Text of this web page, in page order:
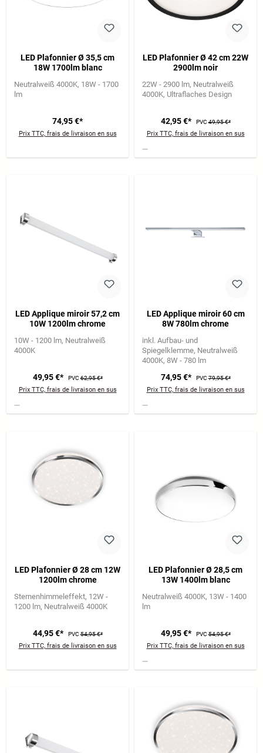
LED Plafonnier Ø 35,5 cm
18W 1700lm blanc
Neutralweiß 4000K 18W - 1700
lm
74,95 €*
Prix TTC, frais de livraison en sus
LED Plafonnier Ø 42 cm 22W
2900lm noir
22W - 2900 lm Neutralweiß
4000K Ultraflaches Design
42,95 €* PVC49,95 €*
Prix TTC, frais de livraison en sus
LED Applique miroir 57,2 cm
10W 1200lm chrome
10W - 1200 lm Neutralweiß
4000K
49,95 €* PVC62,95 €*
Prix TTC, frais de livraison en sus
LED Applique miroir 60 cm
8W 780lm chrome
inkl. Aufbau- und
Spiegelklemme Neutralweiß
4000K 8W - 780 lm
74,95 €* PVC79,95 €*
Prix TTC, frais de livraison en sus
LED Plafonnier Ø 28 cm 12W
1200lm chrome
Sternenhimmeleffekt 12W -
1200 lm Neutralweiß 4000K
44,95 €* PVC54,95 €*
Prix TTC, frais de livraison en sus
LED Plafonnier Ø 28,5 cm
13W 1400lm blanc
Neutralweiß 4000K 13W - 1400
lm
49,95 €* PVC54,95 €*
Prix TTC, frais de livraison en sus